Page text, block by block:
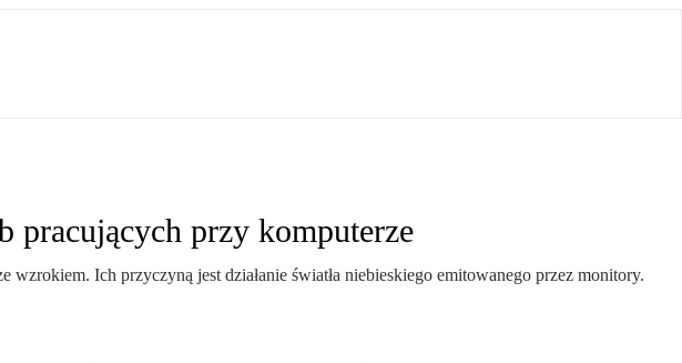
pracujących przy komputerze
Ich przyczyną jest działanie światła niebieskiego emitowanego przez monitory.